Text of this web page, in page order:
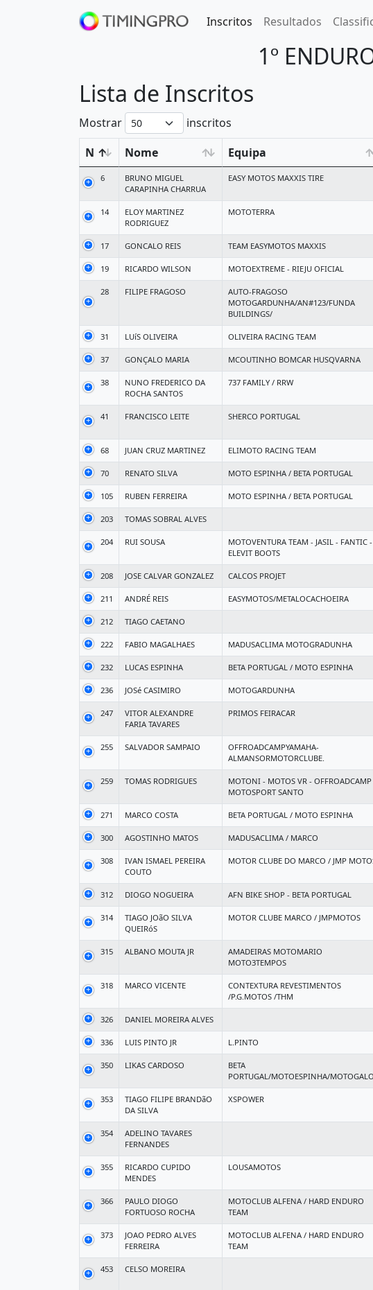
Inscritos Resultados
1º
Lista de Inscritos
Mostrar inscritos
N
Nome Equipa
6
BRUNO MIGUEL
CARAPINHA CHARRUA
EASY MOTOS MAXXIS TIRE
14
ELOY MARTINEZ
RODRIGUEZ
MOTOTERRA
17 GONCALO REIS TEAM EASYMOTOS MAXXIS
19 RICARDO WILSON MOTOEXTREME - RIEJU OFICIAL
28 FILIPE FRAGOSO
AUTO-FRAGOSO
MOTOGARDUNHA/AN#123/FUNDA
BUILDINGS/
31 LUíS OLIVEIRA OLIVEIRA RACING TEAM
37 GONÇALO MARIA MCOUTINHO BOMCAR HUSQVARNA
38
NUNO FREDERICO DA
ROCHA SANTOS
737 FAMILY / RRW
41 FRANCISCO LEITE SHERCO PORTUGAL
68 JUAN CRUZ MARTINEZ ELIMOTO RACING TEAM
70 RENATO SILVA MOTO ESPINHA / BETA PORTUGAL
105 RUBEN FERREIRA MOTO ESPINHA / BETA PORTUGAL
203 TOMAS SOBRAL ALVES
204 RUI SOUSA
MOTOVENTURA TEAM - JASIL - FANTIC -
ELEVIT BOOTS
208 JOSE CALVAR GONZALEZ CALCOS PROJET
211 ANDRÉ REIS EASYMOTOS/METALOCACHOEIRA
212 TIAGO CAETANO
222 FABIO MAGALHAES MADUSACLIMA MOTOGRADUNHA
232 LUCAS ESPINHA BETA PORTUGAL / MOTO ESPINHA
236 JOSé CASIMIRO MOTOGARDUNHA
247
VITOR ALEXANDRE
FARIA TAVARES
PRIMOS FEIRACAR
255 SALVADOR SAMPAIO
OFFROADCAMPYAMAHA-
ALMANSORMOTORCLUBE.
259 TOMAS RODRIGUES
MOTONI - MOTOS VR -
MOTOSPORT SANTO
271 MARCO COSTA BETA PORTUGAL / MOTO ESPINHA
300 AGOSTINHO MATOS MADUSACLIMA / MARCO
308
IVAN ISMAEL PEREIRA
COUTO
MOTOR CLUBE DO MARCO / JMP
312 DIOGO NOGUEIRA AFN BIKE SHOP - BETA PORTUGAL
314
TIAGO JOãO SILVA
QUEIRóS
MOTOR CLUBE MARCO / JMPMOTOS
315 ALBANO MOUTA JR
AMADEIRAS MOTOMARIO
MOTO3TEMPOS
318 MARCO VICENTE
CONTEXTURA REVESTIMENTOS
/P.G.MOTOS /THM
326 DANIEL MOREIRA ALVES
336 LUIS PINTO JR L.PINTO
350 LIKAS CARDOSO
BETA
PORTUGAL/MOTOESPINHA/
353
TIAGO FILIPE BRANDãO
DA SILVA
XSPOWER
354
ADELINO TAVARES
FERNANDES
355
RICARDO CUPIDO
MENDES
LOUSAMOTOS
366
PAULO DIOGO
FORTUOSO ROCHA
MOTOCLUB ALFENA / HARD ENDURO
TEAM
373
JOAO PEDRO ALVES
FERREIRA
MOTOCLUB ALFENA / HARD ENDURO
TEAM
453 CELSO MOREIRA